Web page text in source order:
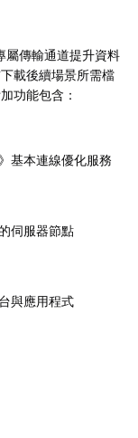
屬傳輸通道提升資料
載後續場景所需檔
功能包含：
基本連線優化服務
伺服器節點
與應用程式